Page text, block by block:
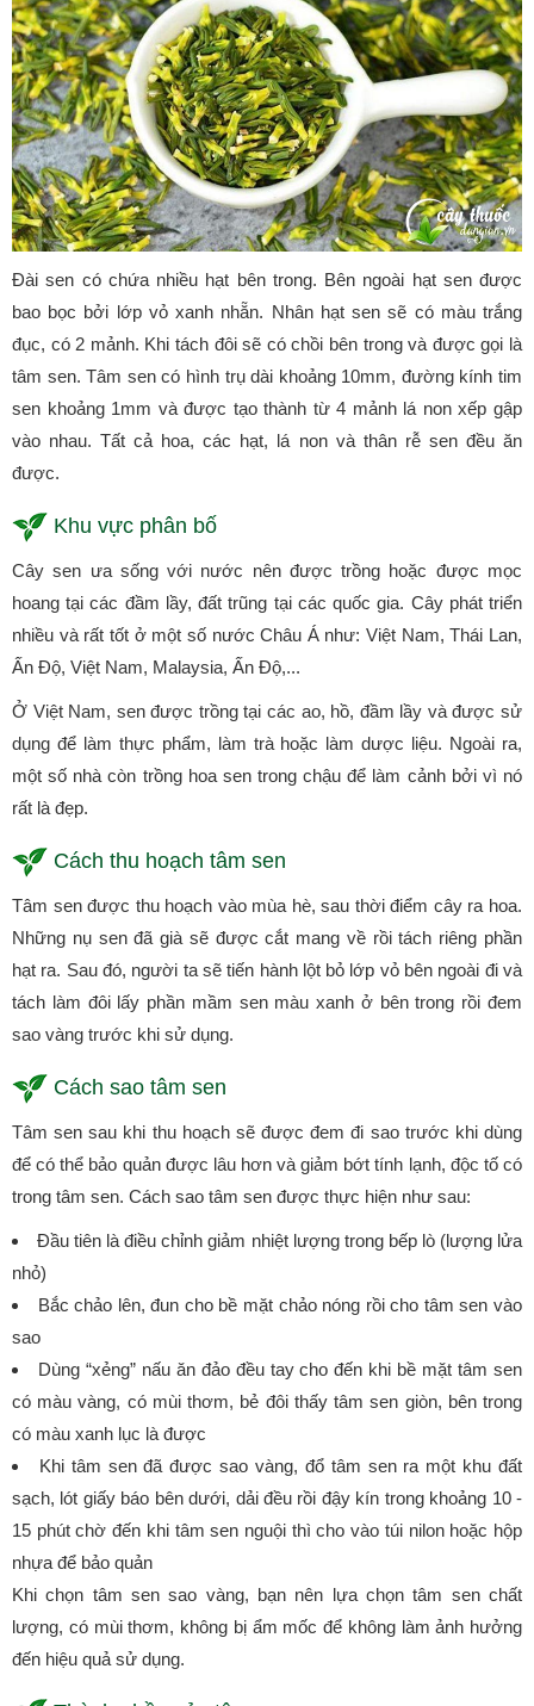
Đài sen có chứa nhiều hạt bên trong. Bên ngoài hạt sen được
bao bọc bởi lớp vỏ xanh nhẵn. Nhân hạt sen sẽ có màu trắng
đục, có 2 mảnh. Khi tách đôi sẽ có chồi bên trong và được gọi là
tâm sen. Tâm sen có hình trụ dài khoảng 10mm, đường kính tim
sen khoảng 1mm và được tạo thành từ 4 mảnh lá non xếp gập
vào nhau. Tất cả hoa, các hạt, lá non và thân rễ sen đều ăn
được.
Khu vực phân bố
Cây sen ưa sống với nước nên được trồng hoặc được mọc
hoang tại các đầm lầy, đất trũng tại các quốc gia. Cây phát triển
nhiều và rất tốt ở một số nước Châu Á như: Việt Nam, Thái Lan,
Ấn Độ, Việt Nam, Malaysia, Ấn Độ,...
Ở Việt Nam, sen được trồng tại các ao, hồ, đầm lầy và được sử
dụng để làm thực phẩm, làm trà hoặc làm dược liệu. Ngoài ra,
một số nhà còn trồng hoa sen trong chậu để làm cảnh bởi vì nó
rất là đẹp.
Cách thu hoạch tâm sen
Tâm sen được thu hoạch vào mùa hè, sau thời điểm cây ra hoa.
Những nụ sen đã già sẽ được cắt mang về rồi tách riêng phần
hạt ra. Sau đó, người ta sẽ tiến hành lột bỏ lớp vỏ bên ngoài đi và
tách làm đôi lấy phần mầm sen màu xanh ở bên trong rồi đem
sao vàng trước khi sử dụng.
Cách sao tâm sen
Tâm sen sau khi thu hoạch sẽ được đem đi sao trước khi dùng
để có thể bảo quản được lâu hơn và giảm bớt tính lạnh, độc tố có
trong tâm sen. Cách sao tâm sen được thực hiện như sau:
Đầu tiên là điều chỉnh giảm nhiệt lượng trong bếp lò (lượng lửa
nhỏ)
Bắc chảo lên, đun cho bề mặt chảo nóng rồi cho tâm sen vào
sao
Dùng “xẻng” nấu ăn đảo đều tay cho đến khi bề mặt tâm sen
có màu vàng, có mùi thơm, bẻ đôi thấy tâm sen giòn, bên trong
có màu xanh lục là được
Khi tâm sen đã được sao vàng, đổ tâm sen ra một khu đất
sạch, lót giấy báo bên dưới, dải đều rồi đậy kín trong khoảng 10 -
15 phút chờ đến khi tâm sen nguội thì cho vào túi nilon hoặc hộp
nhựa để bảo quản
Khi chọn tâm sen sao vàng, bạn nên lựa chọn tâm sen chất
lượng, có mùi thơm, không bị ẩm mốc để không làm ảnh hưởng
đến hiệu quả sử dụng.